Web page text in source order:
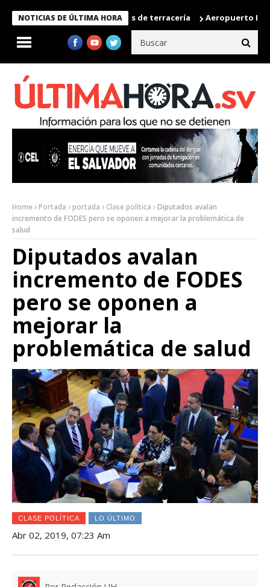
NOTICIAS DE ÚLTIMA HORA
92 % de avance en obras de terracería Aeropuerto
Home Portada portada Clase política
Diputados avalan
incremento de FODES pero se oponen a mejorar la problemática de
salud
Diputados avalan
incremento de FODES
pero se oponen a
mejorar la
problemática de salud
CLASE POLÍTICA LO ÚLTIMO
Abr 02, 2019, 07:23 Am